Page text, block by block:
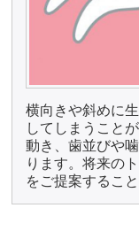
横向きや斜めに
してしまうこと
動き、歯並びや
ります。将来の
をご提案するこ